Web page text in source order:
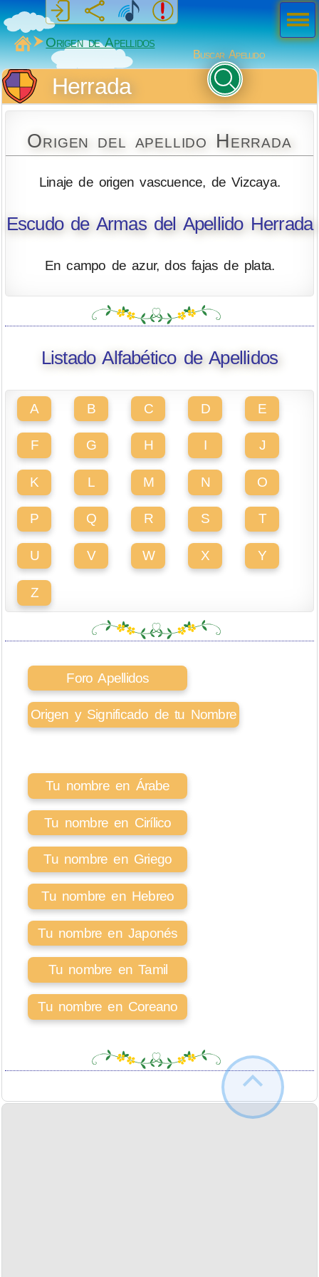
MiSabueso
Origen de Apellidos
Buscar Apellido
Herrada
Origen del apellido Herrada
Linaje de origen vascuence, de Vizcaya.
Escudo de Armas del Apellido Herrada
En campo de azur, dos fajas de plata.
Listado Alfabético de Apellidos
A B C D E
F G H I J
K L M N O
P Q R S T
U V W X Y
Z
Foro Apellidos
Origen y Significado de tu Nombre
Tu nombre en Árabe
Tu nombre en Cirílico
Tu nombre en Griego
Tu nombre en Hebreo
Tu nombre en Japonés
Tu nombre en Tamil
Tu nombre en Coreano
Men
ú